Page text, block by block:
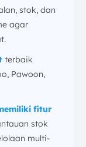
stok, dan
agar
terbaik
Pawoon,
fitur
stok
multi-